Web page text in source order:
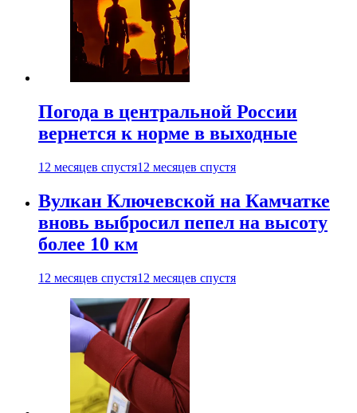
Погода в центральной России
вернется к норме в выходные
12 месяцев спустя12 месяцев спустя
Вулкан Ключевской на Камчатке
вновь выбросил пепел на высоту
более 10 км
12 месяцев спустя12 месяцев спустя